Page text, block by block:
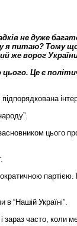
не дуже
я питаю? Тому
же ворог
цього. Це є
підпорядкована
”.
цього
.
партією.
в “Нашій Україні”.
і зараз часто, коли